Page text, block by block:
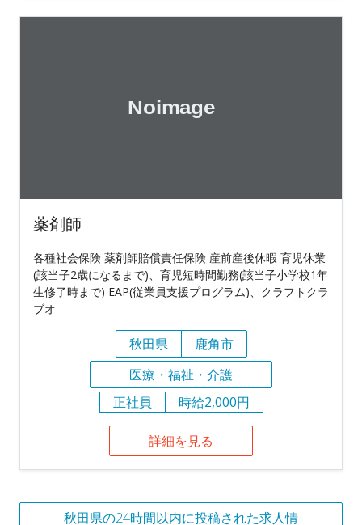
薬剤師
各種社会保険 薬剤師賠償責任保険 産前産後休暇 育児休業
(該当子2歳になるまで)、育児短時間勤務(該当子小学校1年
生修了時まで) EAP(従業員支援プログラム)、クラフトクラ
ブオ
秋田県
鹿角市
医療・福祉・介護
正社員
時給2,000円
詳細を見る
秋田県の24時間以内に投稿された求人情